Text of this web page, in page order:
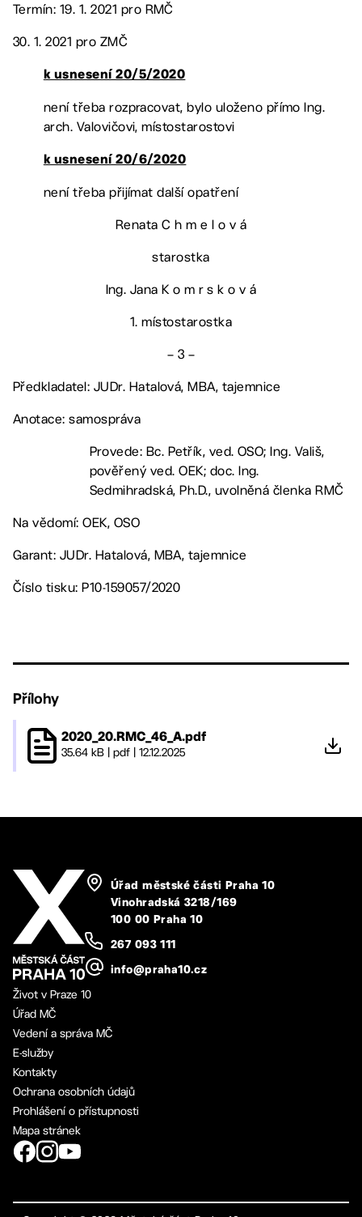
Termín: 19. 1. 2021 pro RMČ
30. 1. 2021 pro ZMČ
k usnesení 20/5/2020
není třeba rozpracovat, bylo uloženo přímo Ing.
arch. Valovičovi, místostarostovi
k usnesení 20/6/2020
není třeba přijímat další opatření
Renata C h m e l o v á
starostka
Ing. Jana K o m r s k o v á
1. místostarostka
– 3 –
Předkladatel: JUDr. Hatalová, MBA, tajemnice
Anotace: samospráva
Provede: Bc. Petřík, ved. OSO; Ing. Vališ,
pověřený ved. OEK; doc. Ing.
Sedmihradská, Ph.D., uvolněná členka RMČ
Na vědomí: OEK, OSO
Garant: JUDr. Hatalová, MBA, tajemnice
Číslo tisku: P10-159057/2020
Přílohy
2020_20.RMC_46_A.pdf
35.64 kB pdf 12.12.2025
Úřad městské části Praha 10
Vinohradská 3218/169
100 00 Praha 10
267 093 111
info@praha10.cz
Život v Praze 10
Úřad MČ
Vedení a správa MČ
E-služby
Kontakty
Ochrana osobních údajů
Prohlášení o přístupnosti
Mapa stránek